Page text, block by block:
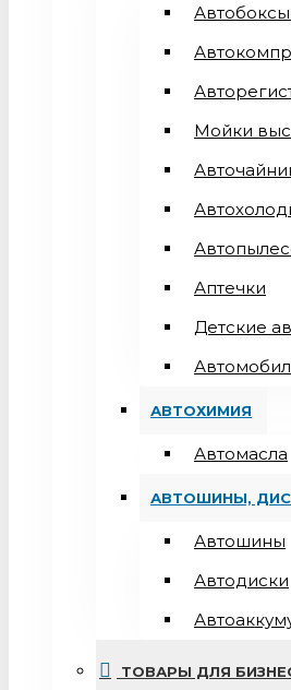
Мойки
Аптечки
Детские
АВТОХИМИЯ
Автомасла
АВТОШИНЫ,
Автошины
Автодиски
ТОВАРЫ ДЛЯ